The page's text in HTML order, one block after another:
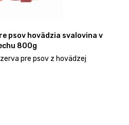
psov hovädzia svalovina v
800g
pre psov z hovädzej